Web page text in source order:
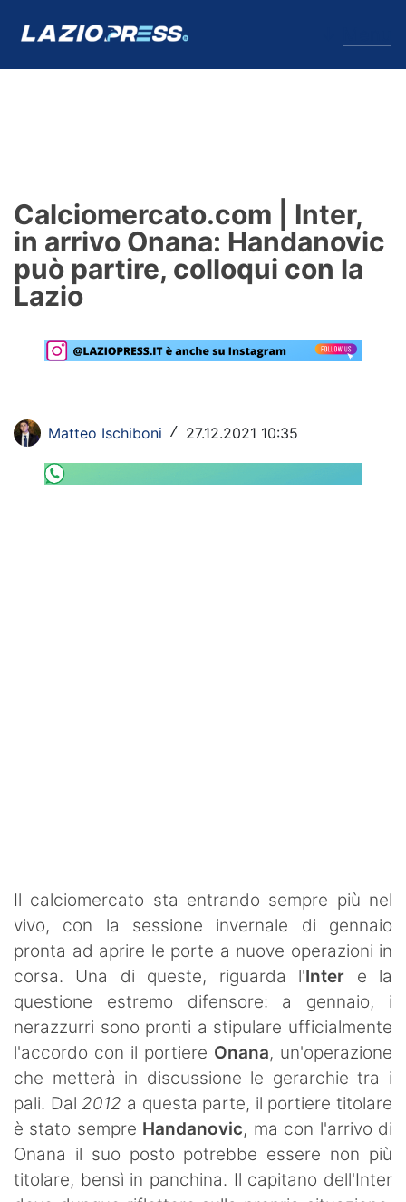
Formello
Infortuni
Primavera
Calciomercato
Rassegna Lazio
Social
Calciomercato.com | Inter,
in arrivo Onana: Handanovic
può partire, colloqui con la
Lazio
Matteo Ischiboni / 27.12.2021 10:35
Il calciomercato sta entrando sempre più nel
vivo, con la sessione invernale di gennaio
pronta ad aprire le porte a nuove operazioni in
corsa. Una di queste, riguarda l'Inter e la
questione estremo difensore: a gennaio, i
nerazzurri sono pronti a stipulare ufficialmente
l'accordo con il portiere Onana, un'operazione
che metterà in discussione le gerarchie tra i
pali. Dal 2012 a questa parte, il portiere titolare
è stato sempre Handanovic, ma con l'arrivo di
Onana il suo posto potrebbe essere non più
titolare, bensì in panchina. Il capitano dell'Inter